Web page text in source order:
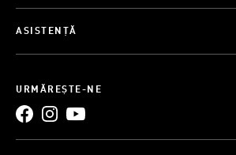
ASISTENȚĂ
URMĂREȘTE-NE